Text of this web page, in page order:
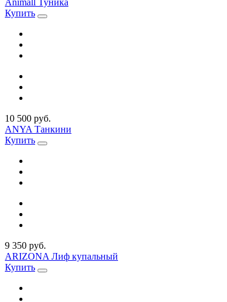
Купить
10 500 руб.
ANYA Танкини
Купить
9 350 руб.
ARIZONA Лиф купальный
Купить